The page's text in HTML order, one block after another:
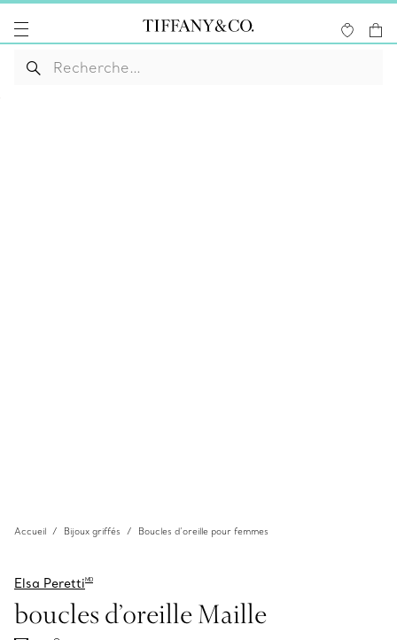
Accueil Bijoux griffés Boucles d’oreille pour femmes
Elsa PerettiMD
boucles d’oreille Maille